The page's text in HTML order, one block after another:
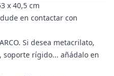
x 40,5 cm
en contactar con
Si desea metacrilato,
rígido... añádalo en